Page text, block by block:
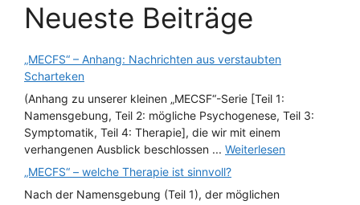
Neueste Beiträge
„MECFS“ – Anhang: Nachrichten aus verstaubten
Scharteken
(Anhang zu unserer kleinen „MECSF“-Serie [Teil 1:
Namensgebung, Teil 2: mögliche Psychogenese, Teil 3:
Symptomatik, Teil 4: Therapie], die wir mit einem
verhangenen Ausblick beschlossen ... Weiterlesen
„MECFS“ – welche Therapie ist sinnvoll?
Nach der Namensgebung (Teil 1), der möglichen